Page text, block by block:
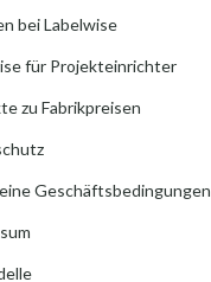
bei Labelwise
für Projekteinrichter
zu Fabrikpreisen
Geschäftsbedingungen